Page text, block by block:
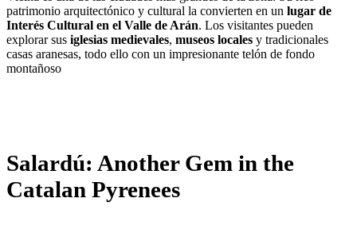
patrimonio arquitectónico y cultural la convierten en un lugar de
Interés Cultural en el Valle de Arán. Los visitantes pueden
explorar sus iglesias medievales, museos locales y tradicionales
casas aranesas, todo ello con un impresionante telón de fondo
montañoso
Salardú: Another Gem in the
Catalan Pyrenees